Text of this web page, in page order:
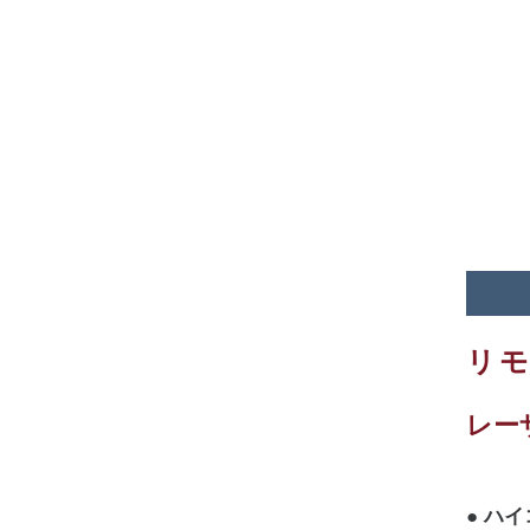
リ
レー
ハイ